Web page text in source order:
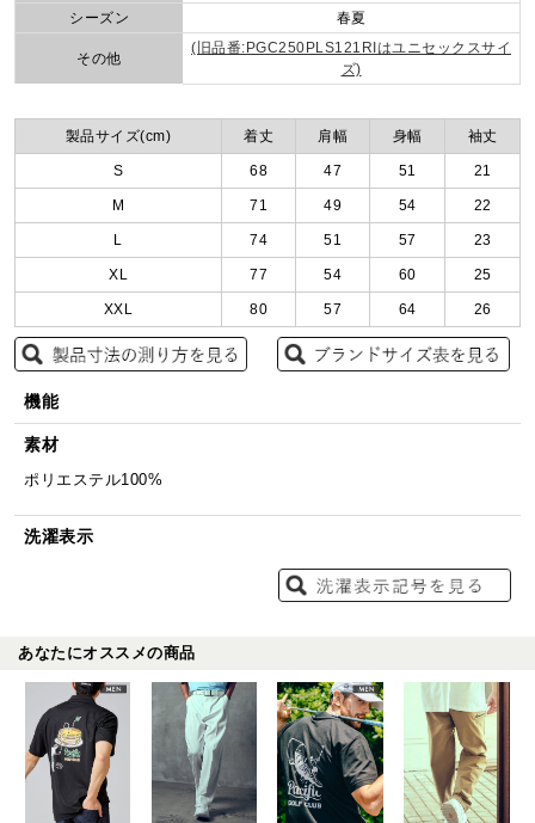
シーズン 春夏
その他
(旧品番:PGC250PLS121RIはユニセックスサイ
ズ)
製品サイズ(cm) 着丈 肩幅 身幅 袖丈
S 68 47 51 21
M 71 49 54 22
L 74 51 57 23
XL 77 54 60 25
XXL 80 57 64 26
機能
素材
ポリエステル100%
洗濯表示
あなたにオススメの商品